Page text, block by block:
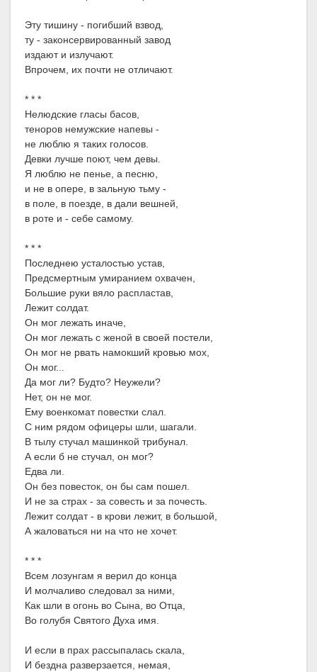
Эту тишину - погибший взвод,
ту - законсервированный завод
издают и излучают.
Впрочем, их почти не отличают.
* * *
Нелюдские гласы басов,
теноров немужские напевы -
не люблю я таких голосов.
Девки лучше поют, чем девы.
Я люблю не пенье, а песню,
и не в опере, в зальную тьму -
в поле, в поезде, в дали вешней,
в роте и - себе самому.
* * *
Последнею усталостью устав,
Предсмертным умиранием охвачен,
Большие руки вяло распластав,
Лежит солдат.
Он мог лежать иначе,
Он мог лежать с женой в своей постели,
Он мог не рвать намокший кровью мох,
Он мог...
Да мог ли? Будто? Неужели?
Нет, он не мог.
Ему военкомат повестки слал.
С ним рядом офицеры шли, шагали.
В тылу стучал машинкой трибунал.
А если б не стучал, он мог?
Едва ли.
Он без повесток, он бы сам пошел.
И не за страх - за совесть и за почесть.
Лежит солдат - в крови лежит, в большой,
А жаловаться ни на что не хочет.
* * *
Всем лозунгам я верил до конца
И молчаливо следовал за ними,
Как шли в огонь во Сына, во Отца,
Во голубя Святого Духа имя.
И если в прах рассыпалась скала,
И бездна разверзается, немая,